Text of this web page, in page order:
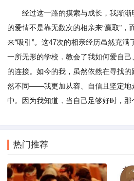
经过这一路的摸索与成长，我渐
的爱情不是靠无数次的相亲来“赢取”，
来“吸引”。这47次的相亲经历虽然充满
一所无形的学校，教会了我如何爱自己
的连接。如今的我，虽然依然在寻找
然不同——我更加从容、自信且坚定地
中。因为我知道，当自己足够好时，那
热门推荐